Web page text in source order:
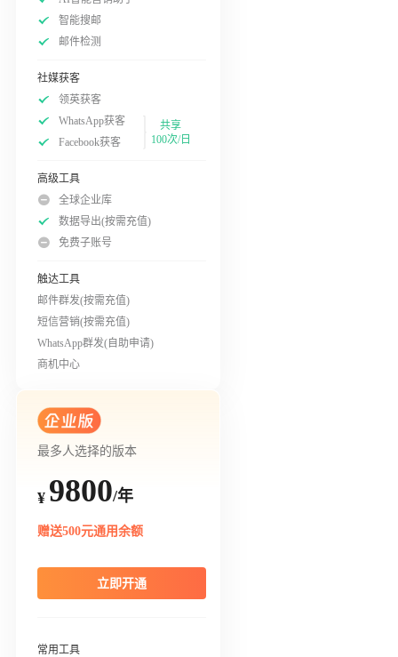
智能搜邮
邮件检测
社媒获客
领英获客
WhatsApp获客
Facebook获客
共享
100次/日
高级工具
全球企业库
数据导出(按需充值)
免费子账号
触达工具
邮件群发(按需充值)
短信营销(按需充值)
WhatsApp群发(自助申请)
商机中心
最多人选择的版本
¥ 9800/年
赠送500元通用余额
立即开通
常用工具